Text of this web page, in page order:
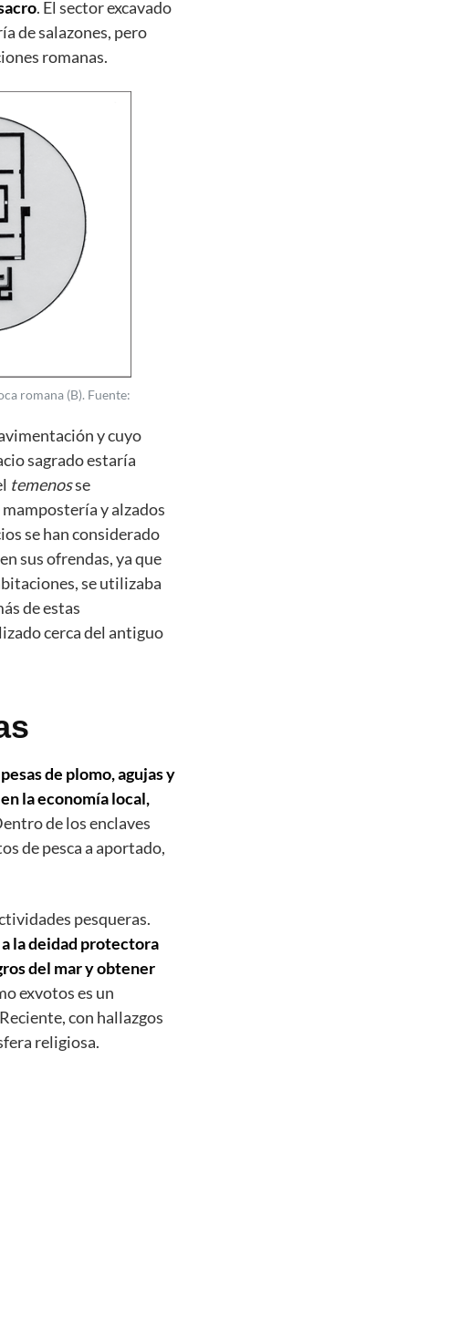
. El sector excavado
de salazones, pero
romanas.
romana (B). Fuente:
y cuyo
sagrado estaría
temenosse
y alzados
se han considerado
sus ofrendas, ya que
se utilizaba
de estas
cerca del antiguo
de plomo, agujas y
la economía local,
de los enclaves
de pesca a aportado,
pesqueras.
la deidad protectora
del mar y obtener
exvotos es un
con hallazgos
religiosa.